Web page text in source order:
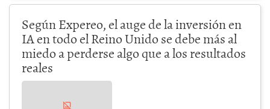
Según Expereo, el auge de la inversión en
IA en todo el Reino Unido se debe más al
miedo a perderse algo que a los resultados
reales